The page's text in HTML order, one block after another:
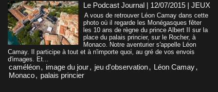
Le Podcast Journal | 12/07/2015 | JEUX
A vous de retrouver Léon Camay dans cette
photo où il regarde les Monégasques fêter
les 10 ans de règne du prince Albert II sur la
place du palais princier, sur le Rocher, à
Monaco. Notre aventurier s'appelle Léon
Camay. Il participe à tout et à n'importe quoi, au gré de vos envois
d'images. Et...
caméléon, image du jour, jeu d'observation, Léon Camay,
Monaco, palais princier